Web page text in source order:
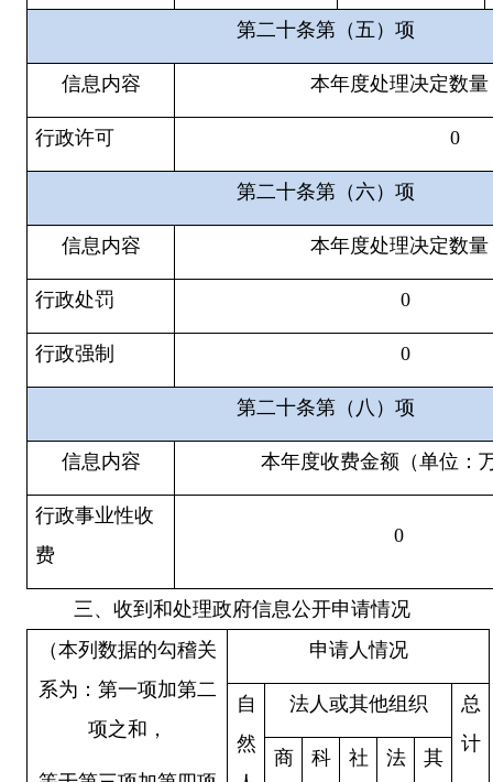
第二十条第（五）项
信息内容 本年度处理决定数量
行政许可 0
第二十条第（六）项
信息内容 本年度处理决定数量
行政处罚 0
行政强制 0
第二十条第（八）项
信息内容 本年度收费金额（单位：
行政事业性收
费
0
三、收到和处理政府信息公开申请情况
（本列数据的勾稽关
系为：第一项加第二
项之和，
申请人情况
自
然
法人或其他组织
总
计
商
科
社
法
其